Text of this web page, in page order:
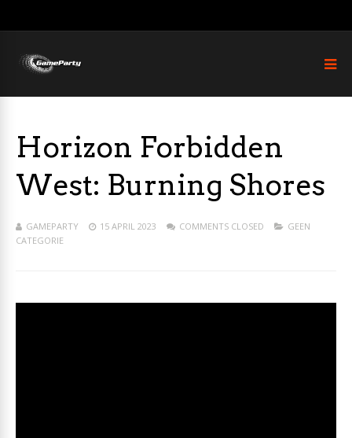
Horizon Forbidden
West: Burning Shores
GAMEPARTY 15 APRIL 2023 COMMENTS CLOSED
GEEN
CATEGORIE